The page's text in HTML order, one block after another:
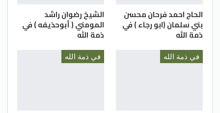
الحاج احمد فرحان محسن
بني سلمان (ابو رجاء ) في
ذمة الله
الشيخ رضوان راشد
المومني ( أبوحذيفه ) في
ذمة الله
في ذمة الله في ذمة الله